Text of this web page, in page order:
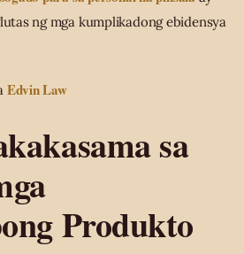
ng mga kumplikadong ebidensya
Edvin Law
sa
Produkto